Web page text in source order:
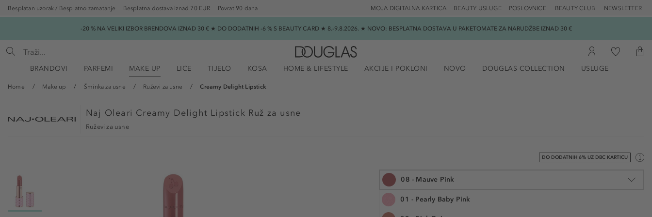
Besplatan uzorak / Besplatno zamatanje Besplatna dostava iznad 70 EUR Povrat 90 dana POSLOVNICE BEAUTY CLUB NEWSLETTER
BEAUTY USLUGE
MOJA DIGITALNA KARTICA
-20 % NA VELIKI IZBOR BRENDOVA IZNAD 30 € ★ DO DODATNIH -6 % S BEAUTY CARD ★ 8.-9.8.2026. ★ NOVO: BESPLATNA DOSTAVA U PAKETOMATE ZA NARUDŽBE IZNAD 30 €
BRANDOVI PARFEMI MAKE UP LICE TIJELO KOSA HOME & LIFESTYLE AKCIJE I POKLONI NOVO DOUGLAS COLLECTION USLUGE
Home Make up Šminka za usne Ruževi za usne Creamy Delight Lipstick
Naj Oleari Creamy Delight Lipstick Ruž za usne
Ruževi za usne
DO DODATNIH 6% UZ DBC KARTICU
08 - Mauve Pink
01 - Pearly Baby Pink